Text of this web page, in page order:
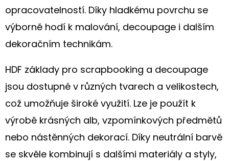
opracovatelností. Díky hladkému povrchu se
výborně hodí k malování, decoupage i dalším
dekoračním technikám.
HDF základy pro scrapbooking a decoupage
jsou dostupné v různých tvarech a velikostech,
což umožňuje široké využití. Lze je použít k
výrobě krásných alb, vzpomínkových předmětů
nebo nástěnných dekorací. Díky neutrální barvě
se skvěle kombinují s dalšími materiály a styly,